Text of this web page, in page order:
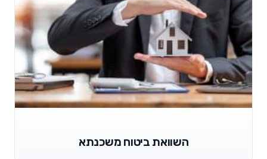
השוואת ביטוח משכנתא